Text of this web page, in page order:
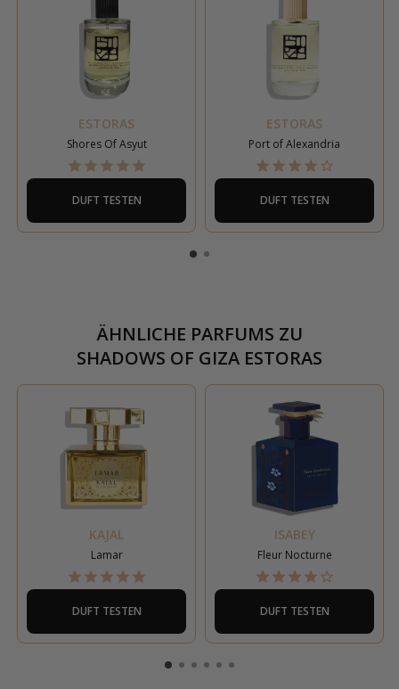
ESTORAS
Shores Of Asyut
DUFT TESTEN
ESTORAS
Port of Alexandria
DUFT TESTEN
ÄHNLICHE PARFUMS ZU
SHADOWS OF GIZA ESTORAS
KAJAL
Lamar
DUFT TESTEN
ISABEY
Fleur Nocturne
DUFT TESTEN